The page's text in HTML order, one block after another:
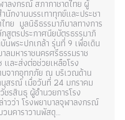
าลงกรณ์ สภากาชาดไทย ผู้
นักงานบรรเทาทุกข์และประชา
ทย มูลนิธิธรรมาภิบาลทางการ
ตรประกาศนียบัตรธรรมาภิ
นพระปกเกล้า รุ่นที่ 9 เพื่อเดิน
ลมหาราชนครศรีธรรมราช
ละส่งต่อช่วยเหลือโรง
บจากอุทกภัย ณ บริเวณด้าน
นุสรณ์ เมื่อวันที่ 24 มกราคม
รสินธุ ผู้อำนวยการโรง
วว่า โรงพยาบาลจุฬาลงกรณ์
นคาราวานพัสดุ…